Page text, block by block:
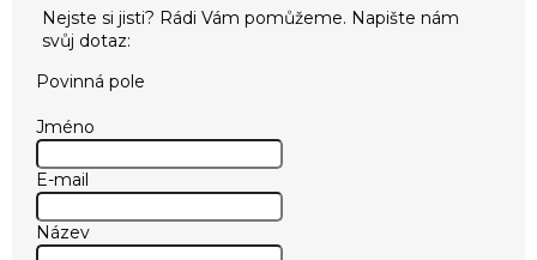
Povinná pole
Jméno
E-mail
Název